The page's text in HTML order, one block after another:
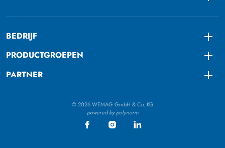
BEDRIJF
PRODUCTGROEPEN
PARTNER
© 2026 WEMAG GmbH & Co. KG
powered by polynorm